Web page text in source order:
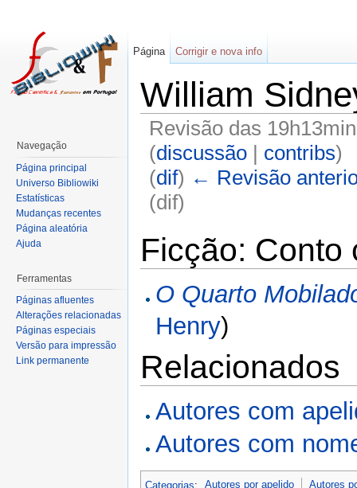
William
Revisão das
(discussão| contribs)
(dif) ← Revisão
(dif)
Ficção: Conto
O Quarto
Henry)
Relacionados
Autores com
Autores com
Categorias: Autores por apelido
Autores
Página Corrigir e nova info
Navegação
Página principal
Universo Bibliowiki
Estatísticas
Mudanças recentes
Página aleatória
Ajuda
Ferramentas
Páginas afluentes
Alterações relacionadas
Páginas especiais
Versão para impressão
Link permanente